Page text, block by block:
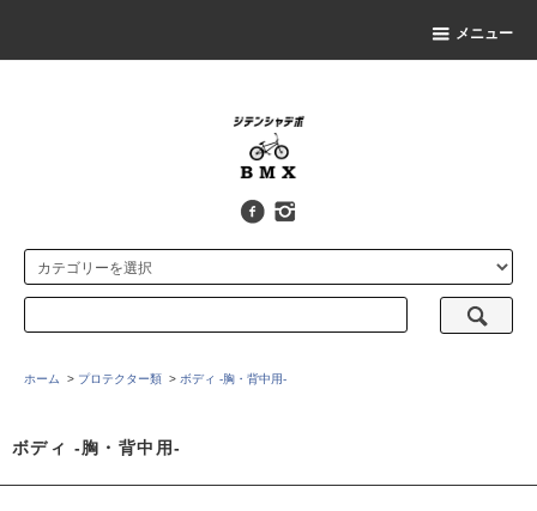
メニュー
ホーム > プロテクター類 > ボディ -胸・背中用-
ボディ -胸・背中用-